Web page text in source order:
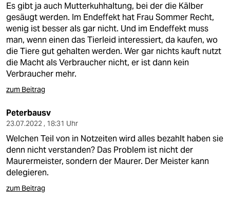
Es gibt ja auch Mutterkuhhaltung, bei der die Kälber
gesäugt werden. Im Endeffekt hat Frau Sommer Recht,
wenig ist besser als gar nicht. Und im Endeffekt muss
man, wenn einen das Tierleid interessiert, da kaufen, wo
die Tiere gut gehalten werden. Wer gar nichts kauft nutzt
die Macht als Verbraucher nicht, er ist dann kein
Verbraucher mehr.
zum Beitrag
Peterbausv
23.07.2022 , 18:31 Uhr
Welchen Teil von in Notzeiten wird alles bezahlt haben sie
denn nicht verstanden? Das Problem ist nicht der
Maurermeister, sondern der Maurer. Der Meister kann
delegieren.
zum Beitrag